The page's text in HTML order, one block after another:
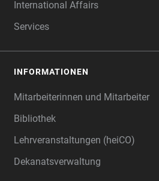
International Affairs
Services
INFORMATIONEN
Mitarbeiterinnen und Mitarbeiter
Bibliothek
Lehrveranstaltungen (heiCO)
Dekanatsverwaltung